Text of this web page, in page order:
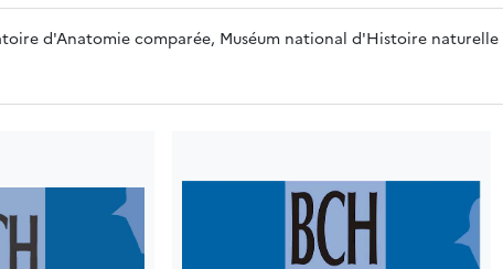
d'Anatomie comparée, Muséum national d'Histoire naturelle